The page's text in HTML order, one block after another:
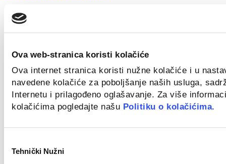
Ova web-stranica koristi kolačiće
Ova internet stranica koristi nužne kolačiće i u
navedene kolačiće za poboljšanje naših usluga,
Internetu i prilagođeno oglašavanje. Za više
kolačićima pogledajte našu Politiku o kolačićima.
pristanka
Tehnički Nužni
Novo
Zagreb
Field Sales Representative (Welding) m/f
Novo